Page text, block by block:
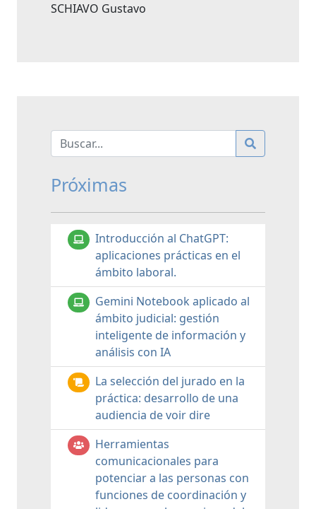
SCHIAVO Gustavo
Próximas
Introducción al ChatGPT:
aplicaciones prácticas en el
ámbito laboral.
Gemini Notebook aplicado al
ámbito judicial: gestión
inteligente de información y
análisis con IA
La selección del jurado en la
práctica: desarrollo de una
audiencia de voir dire
Herramientas
comunicacionales para
potenciar a las personas con
funciones de coordinación y